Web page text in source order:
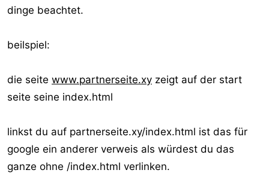
dinge beachtet.
beilspiel:
die seite www.partnerseite.xy zeigt auf der start
seite seine index.html
linkst du auf partnerseite.xy/index.html ist das für
google ein anderer verweis als würdest du das
ganze ohne /index.html verlinken.